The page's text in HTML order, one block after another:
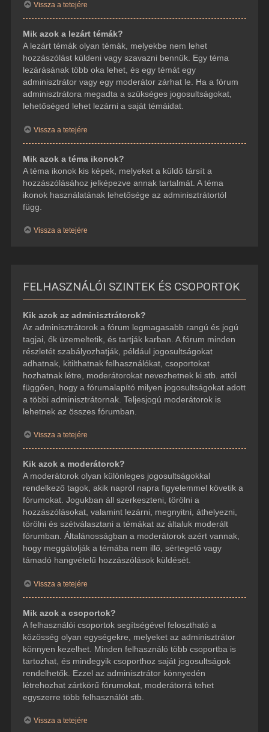
Vissza a tetejére
Mik azok a lezárt témák?
A lezárt témák olyan témák, melyekbe nem lehet
hozzászólást küldeni vagy szavazni bennük. Egy téma
lezárásának több oka lehet, és egy témát egy
adminisztrátor vagy egy moderátor zárhat le. Ha a fórum
adminisztrátora megadta a szükséges jogosultságokat,
lehetőséged lehet lezárni a saját témáidat.
Vissza a tetejére
Mik azok a téma ikonok?
A téma ikonok kis képek, melyeket a küldő társít a
hozzászólásához jelképezve annak tartalmát. A téma
ikonok használatának lehetősége az adminisztrátortól
függ.
Vissza a tetejére
FELHASZNÁLÓI SZINTEK ÉS CSOPORTOK
Kik azok az adminisztrátorok?
Az adminisztrátorok a fórum legmagasabb rangú és jogú
tagjai, ők üzemeltetik, és tartják karban. A fórum minden
részletét szabályozhatják, például jogosultságokat
adhatnak, kitilthatnak felhasználókat, csoportokat
hozhatnak létre, moderátorokat nevezhetnek ki stb. attól
függően, hogy a fórumalapító milyen jogosultságokat adott
a többi adminisztrátornak. Teljesjogú moderátorok is
lehetnek az összes fórumban.
Vissza a tetejére
Kik azok a moderátorok?
A moderátorok olyan különleges jogosultságokkal
rendelkező tagok, akik napról napra figyelemmel követik a
fórumokat. Jogukban áll szerkeszteni, törölni a
hozzászólásokat, valamint lezárni, megnyitni, áthelyezni,
törölni és szétválasztani a témákat az általuk moderált
fórumban. Általánosságban a moderátorok azért vannak,
hogy meggátolják a témába nem illő, sértegető vagy
támadó hangvételű hozzászólások küldését.
Vissza a tetejére
Mik azok a csoportok?
A felhasználói csoportok segítségével felosztható a
közösség olyan egységekre, melyeket az adminisztrátor
könnyen kezelhet. Minden felhasználó több csoportba is
tartozhat, és mindegyik csoporthoz saját jogosultságok
rendelhetők. Ezzel az adminisztrátor könnyedén
létrehozhat zártkörű fórumokat, moderátorrá tehet
egyszerre több felhasználót stb.
Vissza a tetejére